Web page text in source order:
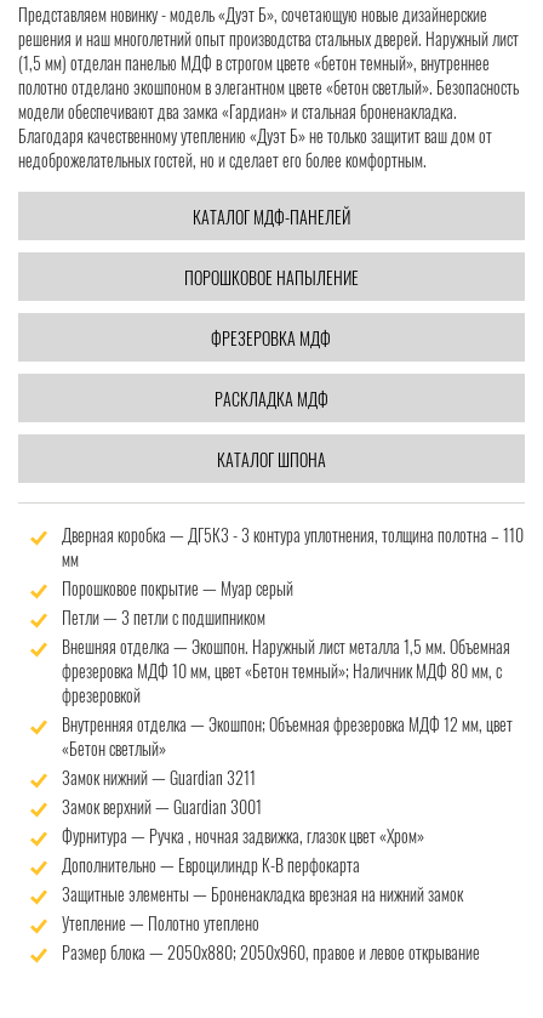
Представляем новинку - модель «Дуэт Б», сочетающую новые дизайнерские
решения и наш многолетний опыт производства стальных дверей. Наружный лист
(1,5 мм) отделан панелью МДФ в строгом цвете «бетон темный», внутреннее
полотно отделано экошпоном в элегантном цвете «бетон светлый». Безопасность
модели обеспечивают два замка «Гардиан» и стальная броненакладка.
Благодаря качественному утеплению «Дуэт Б» не только защитит ваш дом от
недоброжелательных гостей, но и сделает его более комфортным.
КАТАЛОГ МДФ-ПАНЕЛЕЙ
ПОРОШКОВОЕ НАПЫЛЕНИЕ
ФРЕЗЕРОВКА МДФ
РАСКЛАДКА МДФ
КАТАЛОГ ШПОНА
Дверная коробка — ДГ5К3 - 3 контура уплотнения, толщина полотна – 110
мм
Порошковое покрытие — Муар серый
Петли — 3 петли с подшипником
Внешняя отделка — Экошпон. Наружный лист металла 1,5 мм. Объемная
фрезеровка МДФ 10 мм, цвет «Бетон темный»; Наличник МДФ 80 мм, с
фрезеровкой
Внутренняя отделка — Экошпон; Объемная фрезеровка МДФ 12 мм, цвет
«Бетон светлый»
Замок нижний — Guardian 3211
Замок верхний — Guardian 3001
Фурнитура — Ручка , ночная задвижка, глазок цвет «Хром»
Дополнительно — Евроцилиндр К-В перфокарта
Защитные элементы — Броненакладка врезная на нижний замок
Утепление — Полотно утеплено
Размер блока — 2050х880; 2050х960, правое и левое открывание